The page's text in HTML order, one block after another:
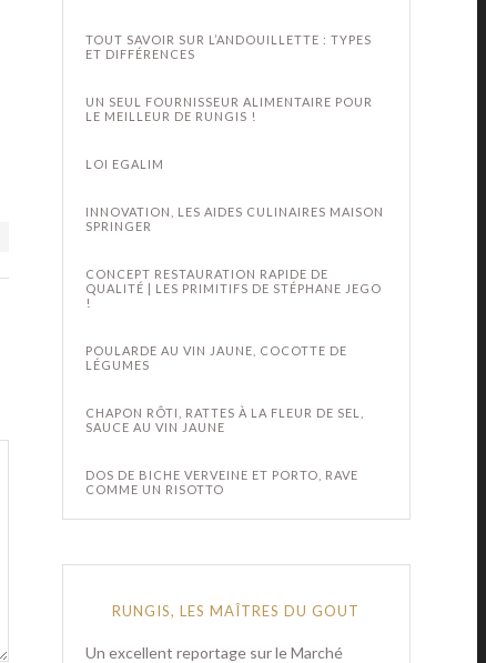
TOUT SAVOIR SUR L’ANDOUILLETTE : TYPES
ET DIFFÉRENCES
UN SEUL FOURNISSEUR ALIMENTAIRE POUR
LE MEILLEUR DE RUNGIS !
LOI EGALIM
INNOVATION, LES AIDES CULINAIRES MAISON
SPRINGER
CONCEPT RESTAURATION RAPIDE DE
QUALITÉ | LES PRIMITIFS DE STÉPHANE JEGO
!
POULARDE AU VIN JAUNE, COCOTTE DE
LÉGUMES
CHAPON RÔTI, RATTES À LA FLEUR DE SEL,
SAUCE AU VIN JAUNE
DOS DE BICHE VERVEINE ET PORTO, RAVE
COMME UN RISOTTO
RUNGIS, LES MAÎTRES DU GOUT
Un excellent reportage sur le Marché